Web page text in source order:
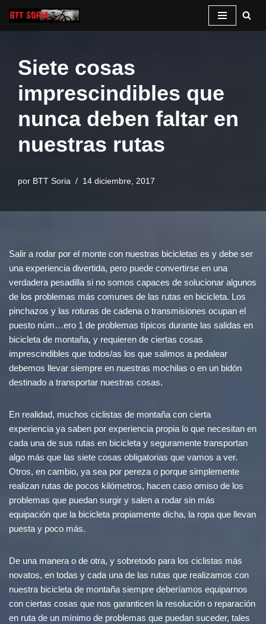
Saltar
contenido
Siete cosas
imprescindibles que
nunca deben faltar en
nuestras rutas
por BTT Soria 14 diciembre, 2017
Salir a rodar por el monte con nuestras bicicletas es y debe ser
una experiencia divertida, pero puede convertirse en una
verdadera pesadilla si no somos capaces de solucionar algunos
de los problemas más comunes de las rutas en bicicleta. Los
pinchazos y las roturas de cadena o transmisiones ocupan el
puesto núm…ero 1 de problemas típicos durante las salidas en
bicicleta de montaña, y requieren de ciertas cosas
imprescindibles que todos/as los que salimos a pedalear
debemos llevar siempre en nuestras mochilas o en un bidón
destinado a transportar nuestras cosas.
En realidad, muchos ciclistas de montaña con cierta
experiencia ya saben por experiencia propia lo que necesitan en
cada una de sus rutas en bicicleta y seguramente transportan
algo más que las siete cosas obligatorias que vamos a ver.
Otros, en cambio, ya sea por pereza o porque simplemente
realizan rutas de pocos kilómetros, hacen caso omiso de los
problemas que puedan surgir y salen a rodar sin más
equipación que la bicicleta propiamente dicha, la ropa que llevan
puesta y poco más.
De una manera o de otra, y sobretodo para los ciclistas más
novatos, en todas y cada una de las rutas que realizamos con
nuestra bicicleta de montaña siempre deberíamos equiparnos
con ciertas cosas que nos garanticen la resolución o reparación
en ruta de un mínimo de problemas que puedan suceder, tales